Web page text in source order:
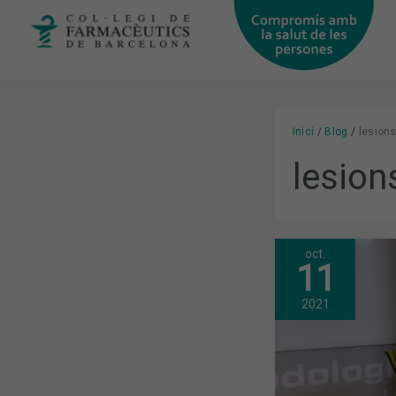
Inici Blog
oct.
11
2021
ABORDATGE
LA
SALUT
DEL
ARTICULAR